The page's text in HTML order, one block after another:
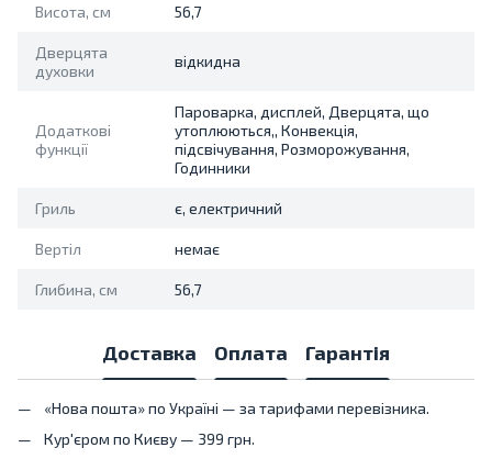
Висота, см 56,7
Дверцята
духовки
відкидна
Додаткові
функції
Пароварка, дисплей, Дверцята, що
утоплюються,, Конвекція,
підсвічування, Розморожування,
Годинники
Гриль є, електричний
Вертіл немає
Глибина, см 56,7
Доставка Оплата Гарантія
«Нова пошта» по Україні — за тарифами перевізника.
Кур'єром по Києву — 399 грн.